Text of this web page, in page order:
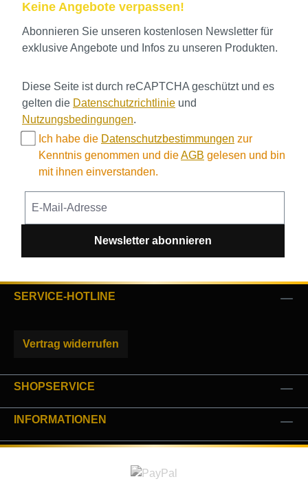
Keine Angebote verpassen!
Abonnieren Sie unseren kostenlosen Newsletter für
exklusive Angebote und Infos zu unseren Produkten.
Diese Seite ist durch reCAPTCHA geschützt und es
gelten die Datenschutzrichtlinie und
Nutzungsbedingungen.
Ich habe die Datenschutzbestimmungen zur
Kenntnis genommen und dieAGB gelesen und bin
mit ihnen einverstanden.
Newsletter abonnieren
SERVICE-HOTLINE
Vertrag widerrufen
SHOPSERVICE
INFORMATIONEN